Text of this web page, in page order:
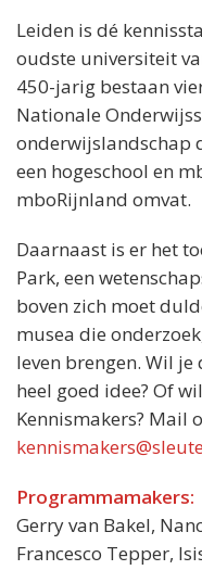
Leiden is dé
oudste universiteit
450-jarig bestaan
Nationale
onderwijslandschap
een hogeschool en
mboRijnland omvat.
Daarnaast is er het
Park, een
boven zich moet
musea die
leven brengen. Wil
heel goed idee? Of
Kennismakers? Mail
Programmamakers:
Gerry van Bakel,
Francesco Tepper,